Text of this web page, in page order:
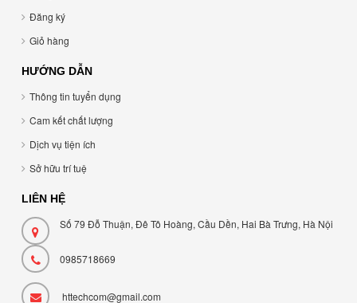
Đăng ký
Giỏ hàng
HƯỚNG DẪN
Thông tin tuyển dụng
Cam kết chất lượng
Dịch vụ tiện ích
Sở hữu trí tuệ
LIÊN HỆ
Số 79 Đỗ Thuận, Đê Tô Hoàng, Cầu Dền, Hai Bà Trưng, Hà Nội
0985718669
httechcom@gmail.com